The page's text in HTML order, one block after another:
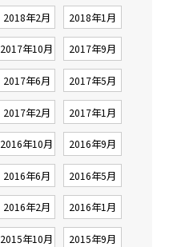
2018年2月 2018年1月
2017年10月 2017年9月
2017年6月 2017年5月
2017年2月 2017年1月
2016年10月 2016年9月
2016年6月 2016年5月
2016年2月 2016年1月
2015年10月 2015年9月